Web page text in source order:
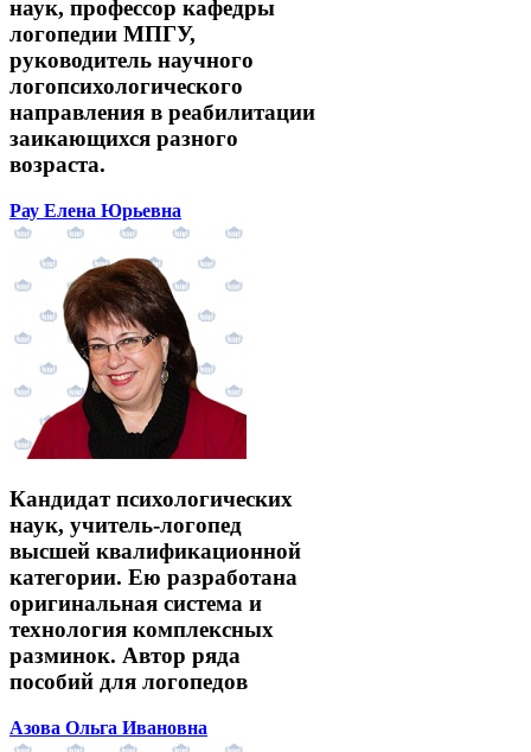
наук, профессор кафедры
логопедии МПГУ,
руководитель научного
логопсихологического
направления в реабилитации
заикающихся разного
возраста.
Рау Елена Юрьевна
Кандидат психологических
наук, учитель-логопед
высшей квалификационной
категории. Ею разработана
оригинальная система и
технология комплексных
разминок. Автор ряда
пособий для логопедов
Азова Ольга Ивановна